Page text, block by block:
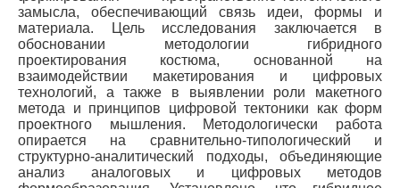
замысла, обеспечивающий связь идеи, формы и
материала. Цель исследования заключается в
обосновании методологии гибридного
проектирования костюма, основанной на
взаимодействии макетирования и цифровых
технологий, а также в выявлении роли макетного
метода и принципов цифровой тектоники как форм
проектного мышления. Методологически работа
опирается на сравнительно-типологический и
структурно-аналитический подходы, объединяющие
анализ аналоговых и цифровых методов